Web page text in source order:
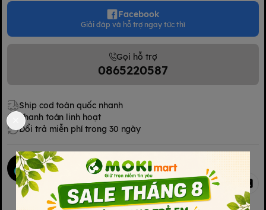
Facebook
Giải đáp và hỗ trợ ngay tức thì
Gọi hỗ trợ
0865220587
Ship cod toàn quốc nhanh
Thanh toán linh hoạt
Đổi trả miễn phí trong 30 ngày
Mokimart Office
Kết nối với chúng tôi
Kết nối với chúng tôi
Chia sẻ